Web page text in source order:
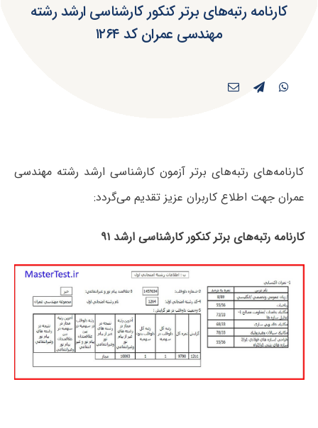
کارنامه رتبه‌های برتر کنکور کارشناسی ارشد رشته
مهندسی عمران کد ۱۲۶۴
کارنامه‌های رتبه‌های برتر آزمون کارشناسی ارشد رشته مهندسی
عمران جهت اطلاع کاربران عزیز تقدیم می‌گردد:
کارنامه رتبه‌های برتر کنکور کارشناسی ارشد ۹۱